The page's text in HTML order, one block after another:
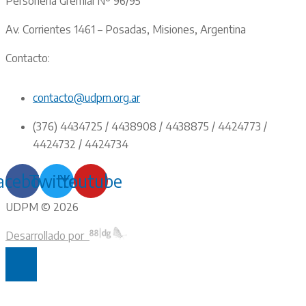
Av. Corrientes 1461 – Posadas, Misiones, Argentina
Contacto:
contacto@udpm.org.ar
(376) 4434725 / 4438908 / 4438875 / 4424773 /
4424732 / 4424734
TwitterYoutube
UDPM © 2026
Desarrollado por